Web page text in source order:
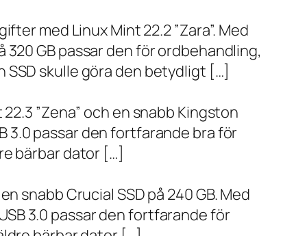
med Linux Mint 22.2 ”Zara”. Med
GB passar den för ordbehandling,
skulle göra den betydligt […]
”Zena” och en snabb Kingston
3.0 passar den fortfarande bra för
bärbar dator […]
snabb Crucial SSD på 240 GB. Med
3.0 passar den fortfarande för